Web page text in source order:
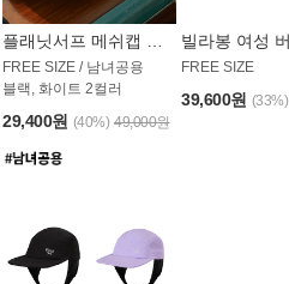
FREE SIZE / 남녀공용
블랙, 화이트 2컬러
29,400원 (40%) 49,000원
FREE SIZE
39,600원 (33%)